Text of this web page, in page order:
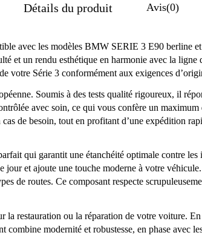
Détails du produit Avis(0)
avec les modèles BMW SERIE 3 E90 berline
et un rendu esthétique en harmonie avec la
votre Série 3 conformément aux exigences
Soumis à des tests qualité rigoureux, il
avec soin, ce qui vous confère un
de besoin, tout en profitant d’une expédition
qui garantit une étanchéité optimale contre
et ajoute une touche moderne à votre
de routes. Ce composant respecte
la restauration ou la réparation de votre voiture.
modernité et robustesse, en phase avec